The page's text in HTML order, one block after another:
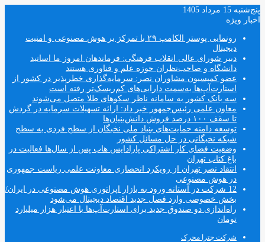
پنج‌شنبه 15 مرداد 1405
اخبار ویژه
رونمایی پوستر الکامپ ۲۹ با تمرکز بر هوش مصنوعی و امنیت
دیجیتال
دبیر شورای عالی انقلاب فرهنگی: فرماندهان امروز ما اساتید
دانشگاه و صاحب‌نظران حوزه علم و فناوری هستند
عضو کمیسیون مشاوران نصر: سرمایه‌گذاری خطرپذیر در کشور از
استارت‌آپ‌ها به‌سمت دارایی‌های کم‌ریسک‌تر رفته است
سه بانک کشور به سامانه ناظر سکوهای طلا متصل می‌شوند
معاون علمی رئیس‌جمهور خبر داد: ارائه تسهیلات سرمایه در گردش
تا سقف ۱۰۰ درصد فروش دانش‌بنیان‌ها
توسعه دامنه حمایت‌های بنیاد ملی نخبگان از سطح فردی به سطح
شبکه نخبگانی در حل مسائل کشور
وضعیت فضای کار اشتراکی پارادایس هاب پس از سال‌ها فعالیت در
باغ کتاب تهران
انتقاد نصر تهران از رویکرد انحصاری معاونت علمی ریاست جمهوری
در هوش مصنوعی
12 شرکت در آستانه ورود به بازار اپراتوری هوش مصنوعی در ایران/
بخش خصوصی وارد فصل جدید اقتصاد دیجیتال می‌شود
راه‌اندازی دو صندوق جدید برای استارت‌آپ‌ها با اعتبار هزار میلیارد
تومان
شرکت چترا محرک